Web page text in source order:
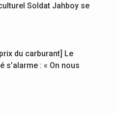
Soldat Jahboy se
du carburant] Le
s’alarme : « On nous